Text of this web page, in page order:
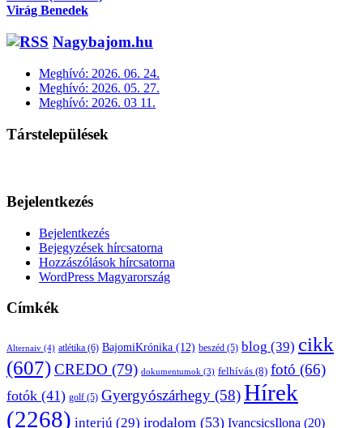
Virág Benedek
Nagybajom.hu
Meghívó: 2026. 06. 24.
Meghívó: 2026. 05. 27.
Meghívó: 2026. 03 11.
Társtelepülések
Bejelentkezés
Bejelentkezés
Bejegyzések hírcsatorna
Hozzászólások hírcsatorna
WordPress Magyarország
Címkék
Alternaiv (4) atlétika (6) BajomiKrónika (12) beszéd (5) blog (39) cikk
(607)CREDO (79) dokumentumok (3) felhívás (8) fotó (66)
fotók (41) golf (5) Gyergyószárhegy (58)Hírek
(2268) interjú (29) irodalom (53) IvancsicsIlona (20)